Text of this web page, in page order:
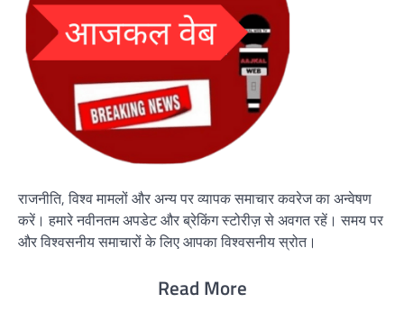
राजनीति, विश्व मामलों और अन्य पर व्यापक समाचार कवरेज का अन्वेषण
करें। हमारे नवीनतम अपडेट और ब्रेकिंग स्टोरीज़ से अवगत रहें। समय पर
और विश्वसनीय समाचारों के लिए आपका विश्वसनीय स्रोत।
Read More